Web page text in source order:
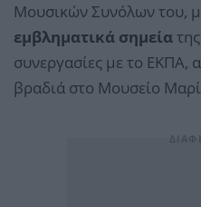
Μουσικών Συνόλων του,
εμβληματικά σημεία
συνεργασίες με το ΕΚΠΑ,
βραδιά στο Μουσείο